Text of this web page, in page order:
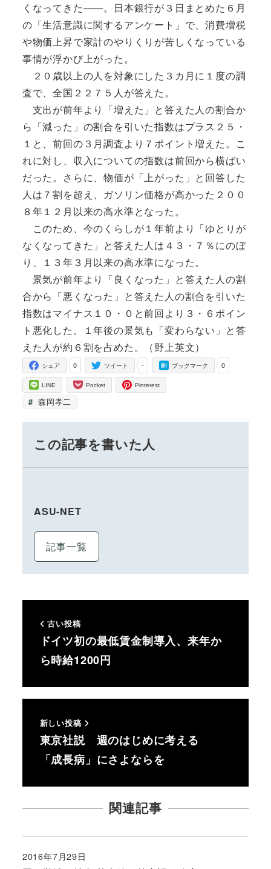
くなってきた――。日本銀行が３日まとめた６月
の「生活意識に関するアンケート」で、消費増税
や物価上昇で家計のやりくりが苦しくなっている
事情が浮かび上がった。
２０歳以上の人を対象にした３カ月に１度の調
査で、全国２２７５人が答えた。
支出が前年より「増えた」と答えた人の割合か
ら「減った」の割合を引いた指数はプラス２５・
１と、前回の３月調査より７ポイント増えた。こ
れに対し、収入についての指数は前回から横ばい
だった。さらに、物価が「上がった」と回答した
人は７割を超え、ガソリン価格が高かった２００
８年１２月以来の高水準となった。
このため、今のくらしが１年前より「ゆとりが
なくなってきた」と答えた人は４３・７％にのぼ
り、１３年３月以来の高水準になった。
景気が前年より「良くなった」と答えた人の割
合から「悪くなった」と答えた人の割合を引いた
指数はマイナス１０・０と前回より３・６ポイン
ト悪化した。１年後の景気も「変わらない」と答
えた人が約６割を占めた。（野上英文）
0
シェア -
ツイート 0
ブックマーク
LINE Pocket Pinterest
森岡孝二
この記事を書いた人
ASU-NET
記事一覧
古い投稿
ドイツ初の最低賃金制導入、来年か
ら時給1200円
新しい投稿
東京社説 週のはじめに考える
「成長病」にさよならを
関連記事
投稿日
2016年7月29日